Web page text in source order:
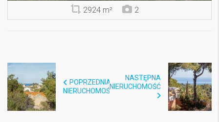
2924 m² 2
POPRZEDNIA
NIERUCHOMOŚĆ
NASTĘPNA
NIERUCHOMOŚĆ